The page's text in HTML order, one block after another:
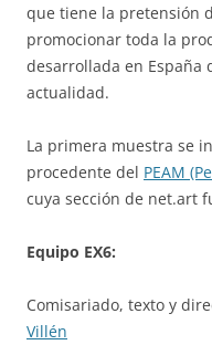
que tiene la pretensión
promocionar toda la
desarrollada en España
actualidad.
La primera muestra se
procedente del PEAM
cuya sección de net.art
Equipo EX6:
Comisariado, texto y
Villén